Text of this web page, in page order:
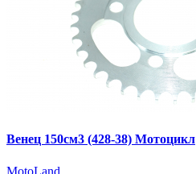
Венец 150см3 (428-38) Мотоцикл
MotoLand